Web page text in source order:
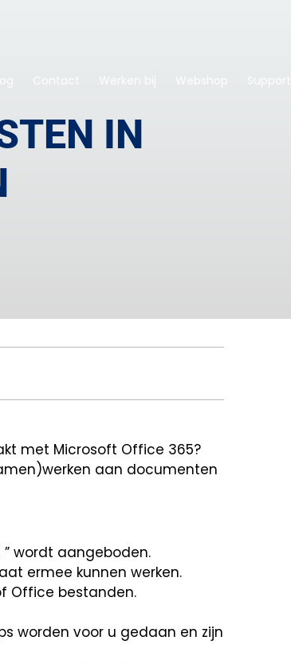
Contact Werken bij Webshop Support
IN
met Microsoft Office 365?
aan documenten
wordt aangeboden.
ermee kunnen werken.
Office bestanden.
worden voor u gedaan en zijn